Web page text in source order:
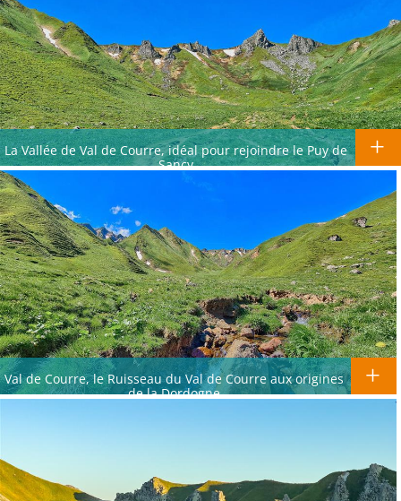
La Vallée de Val de Courre, idéal pour rejoindre le Puy de
Sancy
Val de Courre, le Ruisseau du Val de Courre aux origines
de la Dordogne